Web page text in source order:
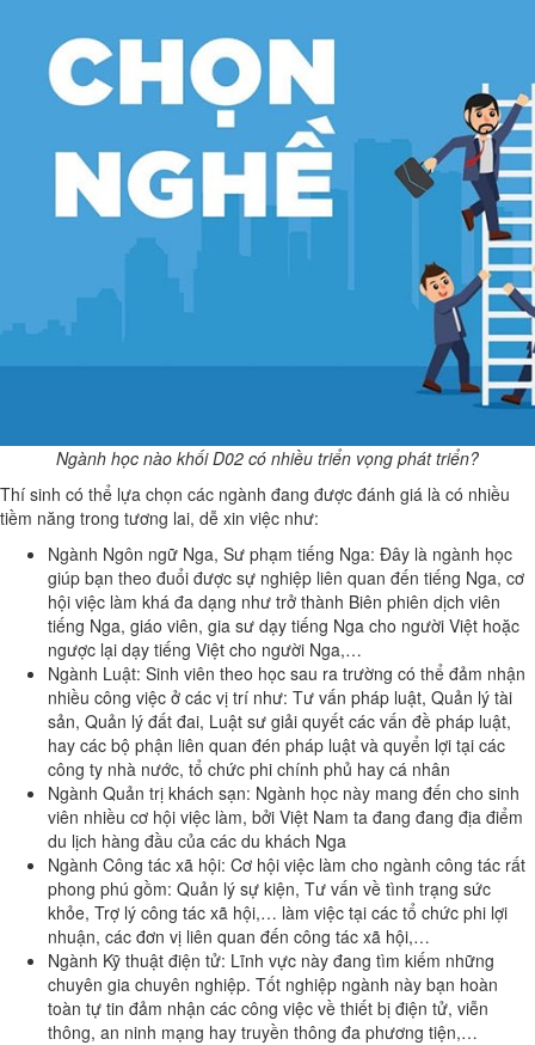
Ngành học nào khối D02 có nhiều triển vọng phát triển?
Thí sinh có thể lựa chọn các ngành đang được đánh giá là có nhiều
tiềm năng trong tương lai, dễ xin việc như:
Ngành Ngôn ngữ Nga, Sư phạm tiếng Nga: Đây là ngành học
giúp bạn theo đuổi được sự nghiệp liên quan đến tiếng Nga, cơ
hội việc làm khá đa dạng như trở thành Biên phiên dịch viên
tiếng Nga, giáo viên, gia sư dạy tiếng Nga cho người Việt hoặc
ngược lại dạy tiếng Việt cho người Nga,…
Ngành Luật: Sinh viên theo học sau ra trường có thể đảm nhận
nhiều công việc ở các vị trí như: Tư vấn pháp luật, Quản lý tài
sản, Quản lý đất đai, Luật sư giải quyết các vấn đề pháp luật,
hay các bộ phận liên quan đén pháp luật và quyển lợi tại các
công ty nhà nước, tổ chức phi chính phủ hay cá nhân
Ngành Quản trị khách sạn: Ngành học này mang đến cho sinh
viên nhiều cơ hội việc làm, bởi Việt Nam ta đang đang địa điểm
du lịch hàng đầu của các du khách Nga
Ngành Công tác xã hội: Cơ hội việc làm cho ngành công tác rất
phong phú gồm: Quản lý sự kiện, Tư vấn về tình trạng sức
khỏe, Trợ lý công tác xã hội,… làm việc tại các tổ chức phi lợi
nhuận, các đơn vị liên quan đến công tác xã hội,…
Ngành Kỹ thuật điện tử: Lĩnh vực này đang tìm kiếm những
chuyên gia chuyên nghiệp. Tốt nghiệp ngành này bạn hoàn
toàn tự tin đảm nhận các công việc về thiết bị điện tử, viễn
thông, an ninh mạng hay truyền thông đa phương tiện,…